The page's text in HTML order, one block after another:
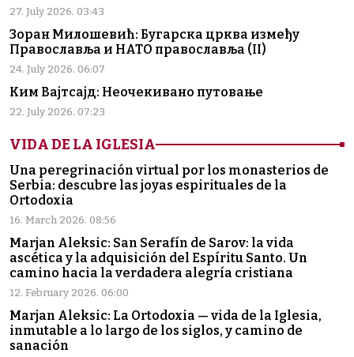
27. July 2026. 03:43
Зоран Милошевић: Бугарска црква између
Православља и НАТО православља (II)
24. July 2026. 06:07
Ким Вајтсајд: Неочекивано путовање
22. July 2026. 07:23
VIDA DE LA IGLESIA
Una peregrinación virtual por los monasterios de
Serbia: descubre las joyas espirituales de la
Ortodoxia
16. March 2026. 08:56
Marjan Aleksic: San Serafín de Sarov: la vida
ascética y la adquisición del Espíritu Santo. Un
camino hacia la verdadera alegría cristiana
12. February 2026. 06:00
Marjan Aleksic: La Ortodoxia — vida de la Iglesia,
inmutable a lo largo de los siglos, y camino de
sanación